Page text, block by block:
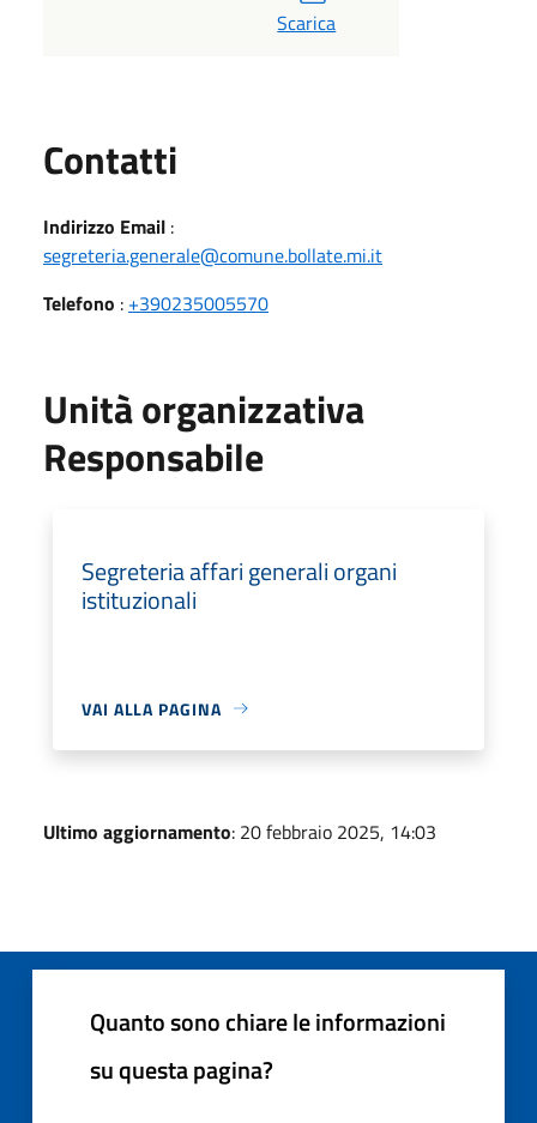
Scarica
Contatti
Indirizzo Email :
segreteria.generale@comune.bollate.mi.it
Telefono : +390235005570
Unità organizzativa
Responsabile
Segreteria affari generali organi
istituzionali
VAI ALLA PAGINA
Ultimo aggiornamento: 20 febbraio 2025, 14:03
Quanto sono chiare le informazioni
su questa pagina?